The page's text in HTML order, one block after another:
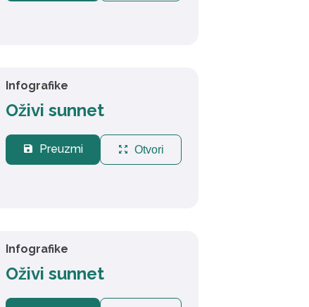
Infografike
Oživi sunnet
save Preuzmi zoom_out_map Otvori
Infografike
Oživi sunnet